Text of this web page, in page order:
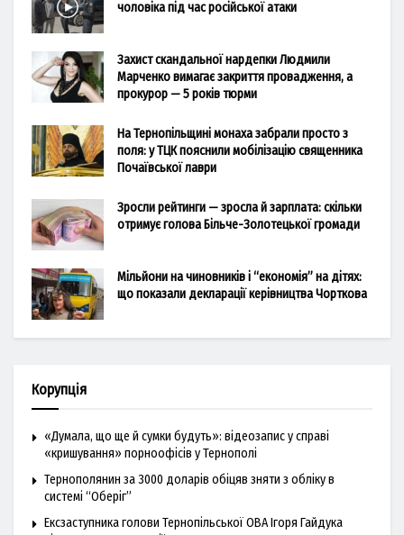
чоловіка під час російської атаки
Захист скандальної нардепки Людмили
Марченко вимагає закриття провадження, а
прокурор — 5 років тюрми
На Тернопільщині монаха забрали просто з
поля: у ТЦК пояснили мобілізацію священника
Почаївської лаври
Зросли рейтинги — зросла й зарплата: скільки
отримує голова Більче-Золотецької громади
Мільйони на чиновників і “економія” на дітях:
що показали декларації керівництва Чорткова
Корупція
«Думала, що ще й сумки будуть»: відеозапис у справі
«кришування» порноофісів у Тернополі
Тернополянин за 3000 доларів обіцяв зняти з обліку в
системі “Оберіг”
Ексзаступника голови Тернопільської ОВА Ігоря Гайдука